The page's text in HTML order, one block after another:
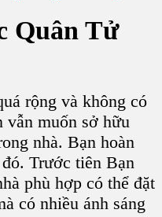
Quân Tử
rộng và không có
vẫn muốn sở hữu
nhà. Bạn hoàn
Trước tiên Bạn
phù hợp có thể đặt
có nhiều ánh sáng